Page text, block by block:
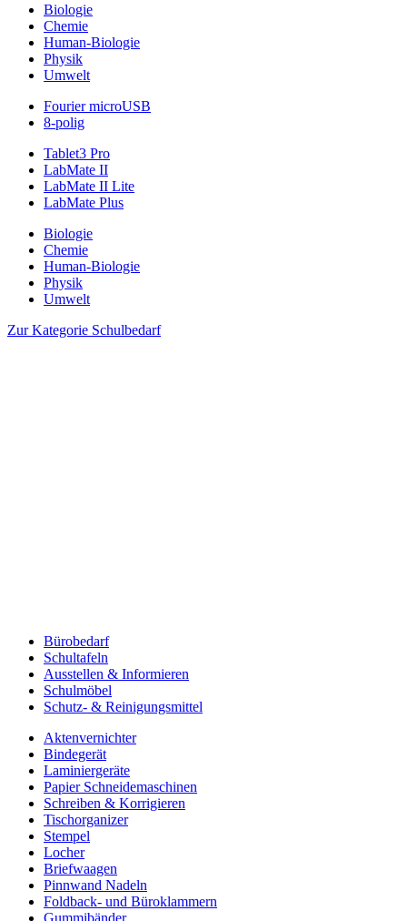
Biologie
Chemie
Human-Biologie
Physik
Umwelt
Fourier microUSB
8-polig
Tablet3 Pro
LabMate II
LabMate II Lite
LabMate Plus
Biologie
Chemie
Human-Biologie
Physik
Umwelt
Zur Kategorie Schulbedarf
Bürobedarf
Schultafeln
Ausstellen & Informieren
Schulmöbel
Schutz- & Reinigungsmittel
Aktenvernichter
Bindegerät
Laminiergeräte
Papier Schneidemaschinen
Schreiben & Korrigieren
Tischorganizer
Stempel
Locher
Briefwaagen
Pinnwand Nadeln
Foldback- und Büroklammern
Gummibänder